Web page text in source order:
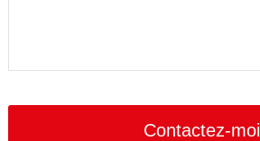
Contactez-moi